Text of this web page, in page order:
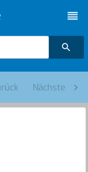
Nächste